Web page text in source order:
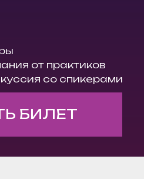
со спикерами
БИЛЕТ